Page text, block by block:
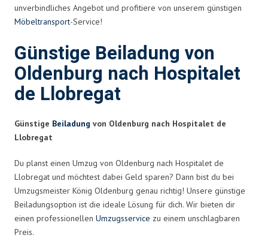
unverbindliches Angebot und profitiere von unserem günstigen
Möbeltransport-Service!
Günstige Beiladung von
Oldenburg nach Hospitalet
de Llobregat
Günstige Beiladung von Oldenburg nach Hospitalet de
Llobregat
Du planst einen Umzug von Oldenburg nach Hospitalet de
Llobregat und möchtest dabei Geld sparen? Dann bist du bei
Umzugsmeister König Oldenburg genau richtig! Unsere günstige
Beiladungsoption ist die ideale Lösung für dich. Wir bieten dir
einen professionellen Umzugsservice zu einem unschlagbaren
Preis.